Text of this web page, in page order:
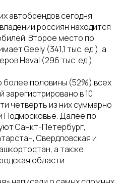
автобрендов сегодня
россиян находится
Второе место по
Geely (341,1 тыс. ед.), а
Haval (296 тыс. ед.).
половины (52%) всех
зарегистрировано в 10
четверть из них суммарно
Подмосковье. Далее по
Санкт-Петербург,
Свердловская и
а также
области.